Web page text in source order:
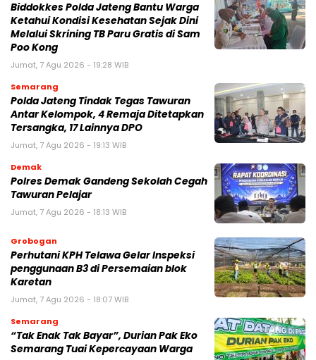
Biddokkes Polda Jateng Bantu Warga
Ketahui Kondisi Kesehatan Sejak Dini
Melalui Skrining TB Paru Gratis di Sam
Poo Kong
Jumat, 7 Agu 2026 - 19:28 WIB
Semarang
Polda Jateng Tindak Tegas Tawuran
Antar Kelompok, 4 Remaja Ditetapkan
Tersangka, 17 Lainnya DPO
Jumat, 7 Agu 2026 - 19:13 WIB
Demak
Polres Demak Gandeng Sekolah Cegah
Tawuran Pelajar
Jumat, 7 Agu 2026 - 18:13 WIB
Grobogan
Perhutani KPH Telawa Gelar Inspeksi
penggunaan B3 di Persemaian blok
Karetan
Jumat, 7 Agu 2026 - 18:07 WIB
Semarang
“Tak Enak Tak Bayar”, Durian Pak Eko
Semarang Tuai Kepercayaan Warga